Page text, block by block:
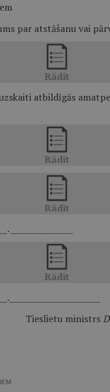
par atstāšanu vai
atbildīgās
_______________
Tieslietu ministrs